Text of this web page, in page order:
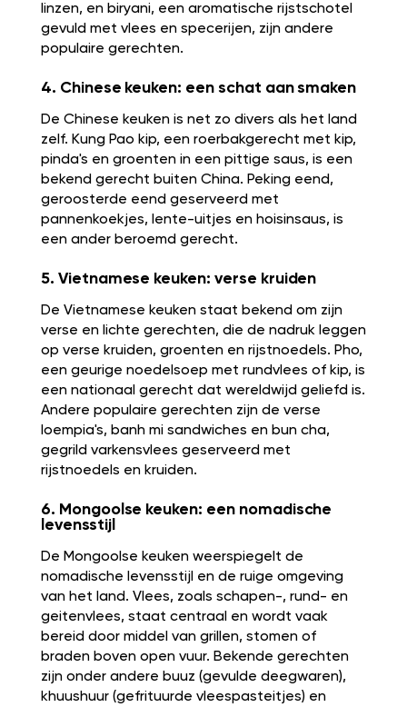
linzen, en biryani, een aromatische rijstschotel
gevuld met vlees en specerijen, zijn andere
populaire gerechten.
4. Chinese keuken: een schat aan smaken
De Chinese keuken is net zo divers als het land
zelf. Kung Pao kip, een roerbakgerecht met kip,
pinda's en groenten in een pittige saus, is een
bekend gerecht buiten China. Peking eend,
geroosterde eend geserveerd met
pannenkoekjes, lente-uitjes en hoisinsaus, is
een ander beroemd gerecht.
5. Vietnamese keuken: verse kruiden
De Vietnamese keuken staat bekend om zijn
verse en lichte gerechten, die de nadruk leggen
op verse kruiden, groenten en rijstnoedels. Pho,
een geurige noedelsoep met rundvlees of kip, is
een nationaal gerecht dat wereldwijd geliefd is.
Andere populaire gerechten zijn de verse
loempia's, banh mi sandwiches en bun cha,
gegrild varkensvlees geserveerd met
rijstnoedels en kruiden.
6. Mongoolse keuken: een nomadische
levensstijl
De Mongoolse keuken weerspiegelt de
nomadische levensstijl en de ruige omgeving
van het land. Vlees, zoals schapen-, rund- en
geitenvlees, staat centraal en wordt vaak
bereid door middel van grillen, stomen of
braden boven open vuur. Bekende gerechten
zijn onder andere buuz (gevulde deegwaren),
khuushuur (gefrituurde vleespasteitjes) en